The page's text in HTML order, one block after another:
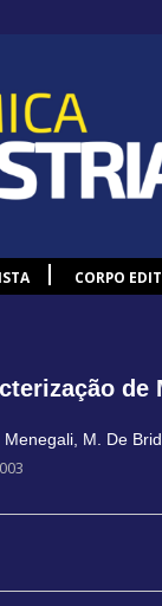
CORPO
Menegali M. De